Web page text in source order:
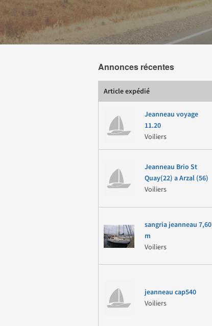
Annonces récentes
Article expédié
Jeanneau voyage
11.20
Voiliers
Jeanneau Brio St
Quay(22) a Arzal (56)
Voiliers
sangria jeanneau 7,60
m
Voiliers
jeanneau cap540
Voiliers